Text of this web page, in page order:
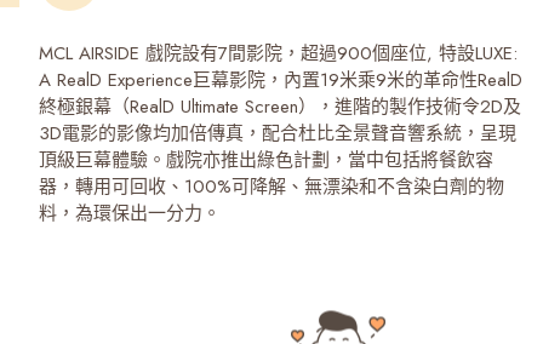
MCL AIRSIDE 戲院設有7間影院，超過900個座位, 特設LUXE:
A RealD Experience巨幕影院，內置19米乘9米的革命性RealD
終極銀幕（RealD Ultimate Screen），進階的製作技術令2D及
3D電影的影像均加倍傳真，配合杜比全景聲音響系統，呈現
頂級巨幕體驗。戲院亦推出綠色計劃，當中包括將餐飲容
器，轉用可回收、100%可降解、無漂染和不含染白劑的物
料，為環保出一分力。